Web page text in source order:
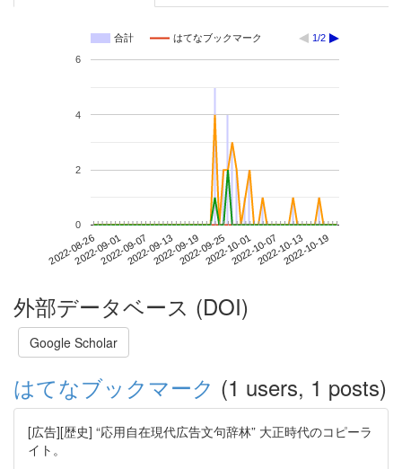
合計 はてなブックマーク 1/2
2022-08-262022-09-012022-09-072022-09-132022-09-192022-09-252022-10-012022-10-072022-10-132022-10-19
0
2
4
6
外部データベース (DOI)
Google Scholar
はてなブックマーク (1 users, 1 posts)
[広告][歴史] “応用自在現代広告文句辞林” 大正時代のコピーラ
イト。